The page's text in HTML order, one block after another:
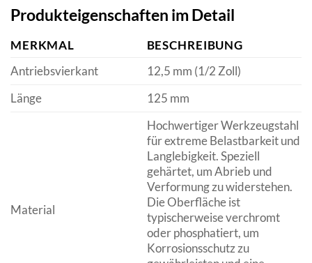
Produkteigenschaften im Detail
MERKMAL
BESCHREIBUNG
Antriebsvierkant
12,5 mm (1/2 Zoll)
Länge
125 mm
Material
Hochwertiger Werkzeugstahl
für extreme Belastbarkeit und
Langlebigkeit. Speziell
gehärtet, um Abrieb und
Verformung zu widerstehen.
Die Oberfläche ist
typischerweise verchromt
oder phosphatiert, um
Korrosionsschutz zu